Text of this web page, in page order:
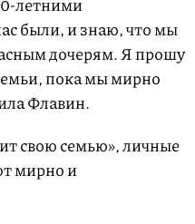
летними
были, и знаю, что мы
дочерям. Я прошу
пока мы мирно
Флавин.
свою семью», личные
мирно и